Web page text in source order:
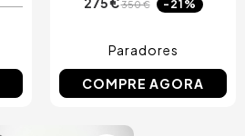
350 € -21%
Paradores
COMPRE AGORA